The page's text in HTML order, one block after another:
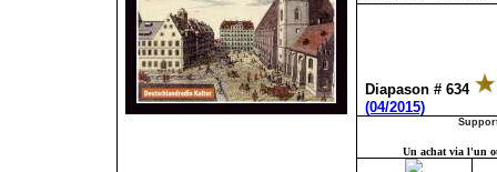
Diapason # 634
(04/2015)
Un achat via l'un